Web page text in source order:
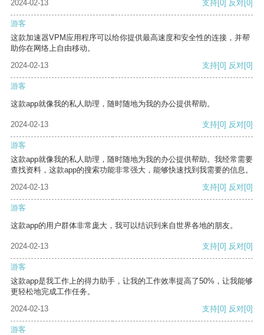
2024-02-13 支持[0] 反对[0]
游客
这款加速器VPM应用程序可以给你提供最高速度和安全性的连接，并帮
助你在网络上自由移动。
2024-02-13
支持[0] 反对[0]
游客
这款app就像我的私人助理，随时随地为我的办公提供帮助。
2024-02-13 支持[0] 反对[0]
游客
这款app就像我的私人助理，随时随地为我的办公提供帮助。我经常需要
查找资料，这款app的搜索功能非常强大，能够快速找到我需要的信息。
2024-02-13
支持[0] 反对[0]
游客
这款app的用户群体非常庞大，我可以结识到来自世界各地的朋友。
2024-02-13 支持[0] 反对[0]
游客
这款app是我工作上的得力助手，让我的工作效率提高了50%，让我能够
更轻松地完成工作任务。
2024-02-13
支持[0] 反对[0]
游客